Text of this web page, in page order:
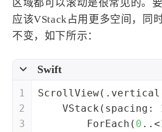
区域都可以滚动是很常见的。
应该VStack占用更多空间，同
不变，如下所示：
Swift
1
2
3
ScrollView
VStack (spacing:
ForEach ( 0 ..<